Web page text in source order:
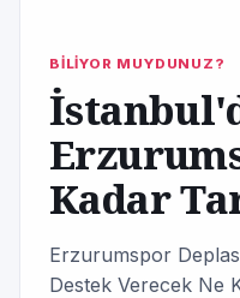
BİLİYOR MUYDUNUZ?
Kadar
Erzurumspor
Destek Verecek Ne